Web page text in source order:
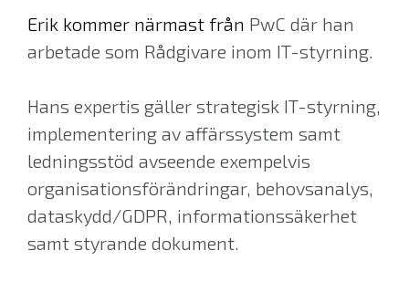
Erik kommer närmast från PwC där han
arbetade som Rådgivare inom IT-styrning.
Hans expertis gäller strategisk IT-styrning,
implementering av affärssystem samt
ledningsstöd avseende exempelvis
organisationsförändringar, behovsanalys,
dataskydd/GDPR, informationssäkerhet
samt styrande dokument.